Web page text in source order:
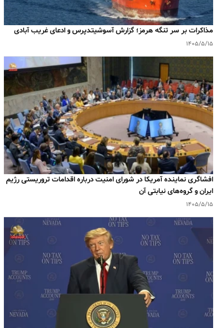
مذاکرات بر سر تنگه هرمز؛ گزارش آسوشیتدپرس و ادعای غریب آبادی
۱۴۰۵/۵/۱۵
افشاگری نماینده آمریکا در شورای امنیت درباره اقدامات تروریستی رژیم
ایران و گروه‌های نیابتی آن
۱۴۰۵/۵/۱۵